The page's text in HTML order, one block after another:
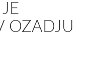
OZADJU